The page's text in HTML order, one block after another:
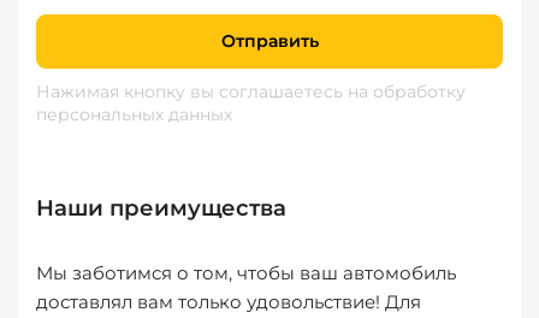
Отправить
Нажимая кнопку вы соглашаетесь на обработку
персональных данных
Наши преимущества
Мы заботимся о том, чтобы ваш автомобиль
доставлял вам только удовольствие! Для